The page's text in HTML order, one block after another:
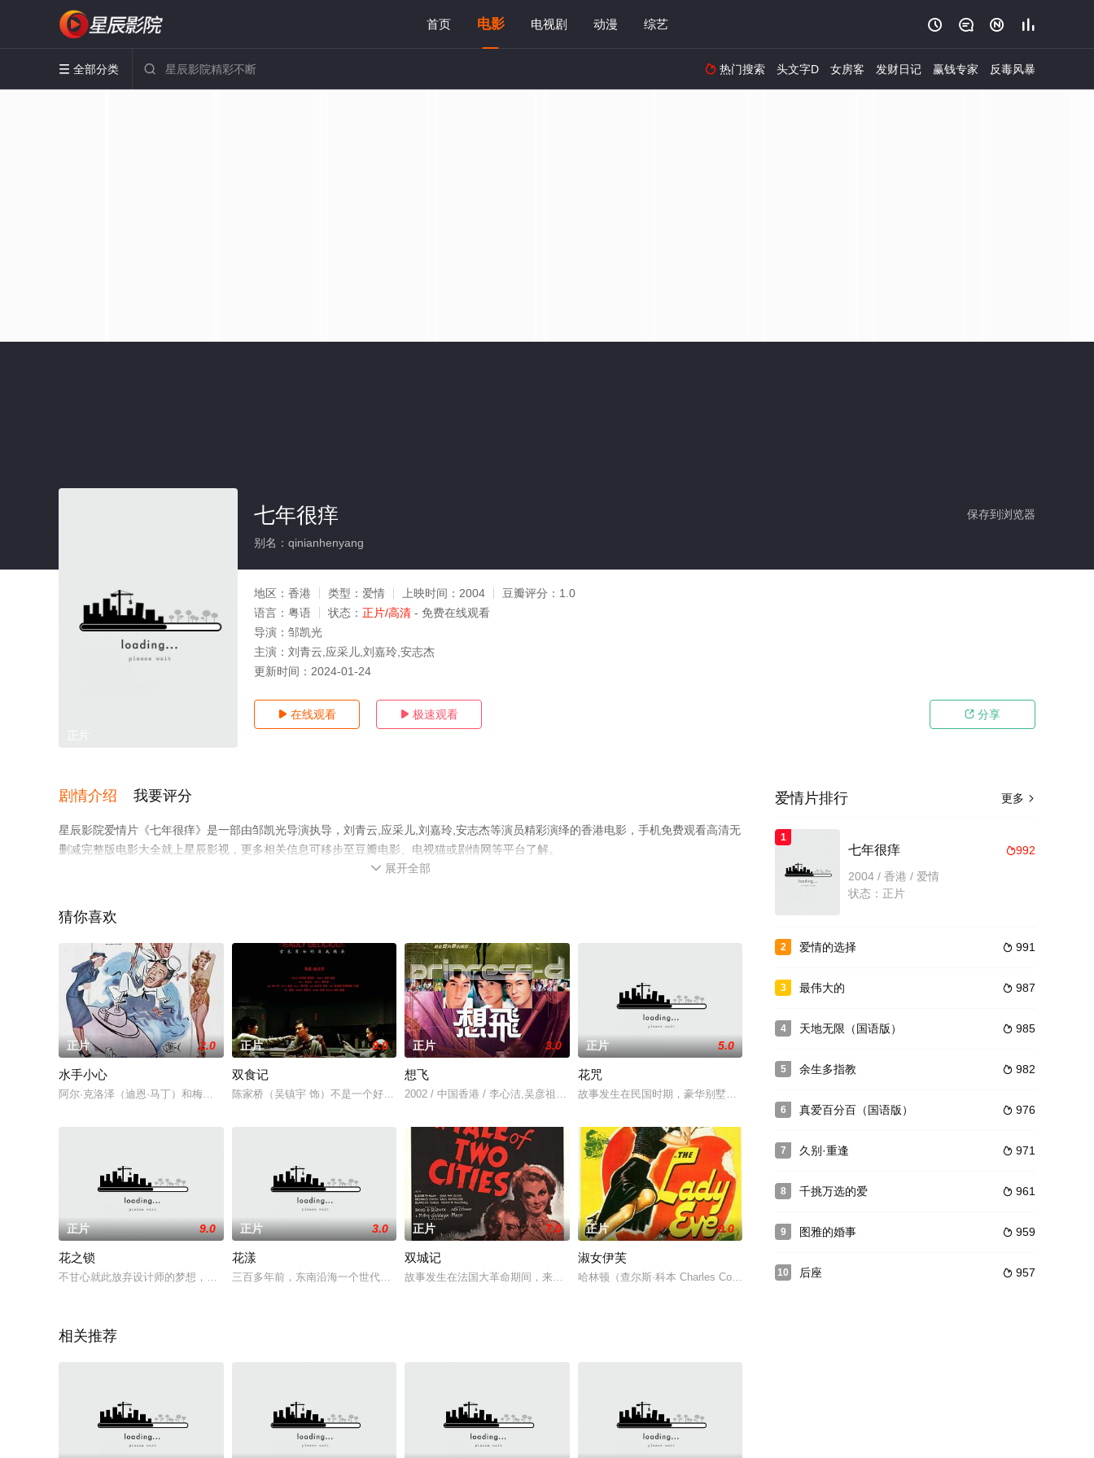
首页 电影 电视剧 动漫 综艺    
 全部分类   热门搜索 头文字D 女房客 发财日记 赢钱专家 反毒风暴
保存到浏览器
七年很痒
别名：qinianhenyang
地区： 香港 类型： 爱情 上映时间： 2004 豆瓣评分： 1.0
语言： 粤语 状态： 正片/高清 - 免费在线观看
导演： 邹凯光
主演： 刘青云,应采儿,刘嘉玲,安志杰
更新时间： 2024-01-24
 在线观看  极速观看  分享
剧情介绍 我要评分
星辰影院爱情片《七年很痒》是一部由邹凯光导演执导，刘青云,应采儿,刘嘉玲,安志杰等演员精彩演绎的香港电影，手机免费观看高清无
删减完整版电影大全就上星辰影视，更多相关信息可移步至豆瓣电影、电视猫或剧情网等平台了解。
 展开全部
猜你喜欢
正片 2.0
水手小心
阿尔·克洛泽（迪恩·马丁）和梅尔文·琼斯（杰瑞·刘易斯）在海军招募等候的队伍里相遇并成为了朋友。阿尔是为了给女孩们一个好印象才来参军的。他已经尝试了11次，每次都因为膝盖不好
正片 9.0
双食记
陈家桥（吴镇宇 饰）不是一个好情人，如果你十分在意他能随传随到的话。空姐coco（江一燕 饰）就十分饱受折磨，他偶尔天天出现给你惊喜，偶尔几个月不见人影，然而沉浸在爱河
正片 3.0
想飞
2002 / 中国香港 / 李心洁,吴彦祖,陈冠希,黄秋生,夏文汐
正片 5.0
花咒
故事发生在民国时期，豪华别墅内居住着英俊帅气的男主人贺书明（罗彬 饰）及其乖巧的女儿丝丝。可惜女
正片 9.0
花之锁
不甘心就此放弃设计师的梦想，际遇坎坷的和弥（筒井道隆 饰）决定参加某美术馆的设计大赛，作为妻子的美雪（中谷美纪 饰）全力支持丈夫的事业，谁知结果却令夫妇始料未及。同在登山俱乐
正片 3.0
花漾
三百多年前，东南沿海一个世代流放罪犯的“流放岛”，岛上居民除了正当营生还兼做海盗，以抗衡官府及各方的威胁，官府对海盗头海爷（任达华 饰）以高官厚禄为诱饵进行招安，海爷
正片 7.0
双城记
故事发生在法国大革命期间，来自英国伦敦的律师西德尼（罗纳德·考尔曼 Ronald Colman 饰）爱上了名为露西（伊丽莎白·艾兰 Elizabeth Allan 饰
正片 9.0
淑女伊芙
哈林顿（查尔斯·科本 Charles Coburn 饰）和女儿简（芭芭拉·斯坦威克 Barbara Stanwyck 饰）靠行骗维生，
相关推荐
更多 
爱情片排行
1
992
七年很痒
2004 / 香港 / 爱情
状态：正片
2  991
爱情的选择
3  987
最伟大的
4  985
天地无限（国语版）
5  982
余生多指教
6  976
真爱百分百（国语版）
7  971
久别·重逢
8  961
千挑万选的爱
9  959
图雅的婚事
10  957
后座